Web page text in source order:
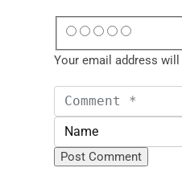
Your email address